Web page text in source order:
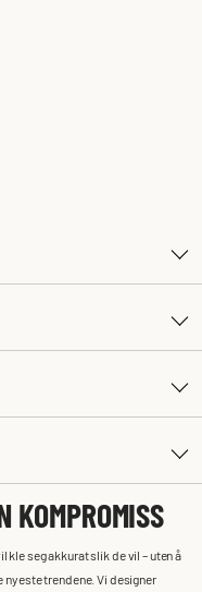
KOMPROMISS
seg akkurat slik de vil – uten å
trendene. Vi designer